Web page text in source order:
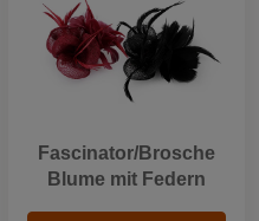
Fascinator/Brosche
Blume mit Federn